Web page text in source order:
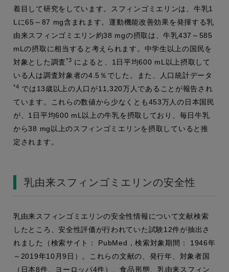
着目して研究をしています。スフィンゴミエリンは、牛乳1
Lに65～87 mg含まれます。運動機能改善効果を発揮する乳
由来スフィンゴミエリン約38 mgの摂取は、牛乳437～585
mLの摂取に相当すると考えられます。中学生以上の国民を
対象とした調査*3 によると、1日平均600 mL以上摂取して
いる人は調査対象者の4.5％でした。また、人口統計データ
*4 では13歳以上の人口が11,320万人であることが報告され
ています。これらの数値から少なくとも453万人の日本国民
が、1日平均600 mL以上の牛乳を摂取しており、毎日牛乳
から38 mg以上のスフィンゴミエリンを摂取していると推
定されます。
乳由来スフィンゴミエリンの安全性
乳由来スフィンゴミエリンの安全性情報について文献検索
したところ、安全性評価が行われていた試験12件が抽出さ
れました（検索サイト： PubMed，検索対象期間： 1946年
～2019年10月9日）。これらの文献の、発行年、対象者国
（日本8件、ヨーロッパ4件）、食品形態、乳由来スフィン